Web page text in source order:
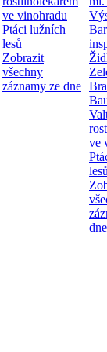
ve vinohradu
Ptáci lužních
lesů
Zobrazit
všechny
záznamy ze dne
ve
dne